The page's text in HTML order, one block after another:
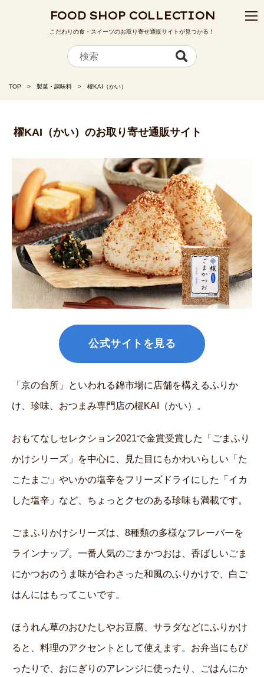
FOOD SHOP COLLECTION
こだわりの食・スイーツのお取り寄せ通販サイトが見つかる！
TOP 製菓・調味料 櫂KAI（かい）
櫂KAI（かい）のお取り寄せ通販サイト
公式サイトを見る
「京の台所」といわれる錦市場に店舗を構えるふりか
け、珍味、おつまみ専門店の櫂KAI（かい）。
おもてなしセレクション2021で金賞受賞した「ごまふり
かけシリーズ」を中心に、見た目にもかわいらしい「た
こたまご」やいかの塩辛をフリーズドライにした「イカ
した塩辛」など、ちょっとクセのある珍味も満載です。
ごまふりかけシリーズは、8種類の多様なフレーバーを
ラインナップ。一番人気のごまかつおは、香ばしいごま
にかつおのうま味が合わさった和風のふりかけで、白ご
はんにはもってこいです。
ほうれん草のおひたしやお豆腐、サラダなどにふりかけ
ると、料理のアクセントとして使えます。お弁当にもぴ
ったりで、おにぎりのアレンジに使ったり、ごはんにか